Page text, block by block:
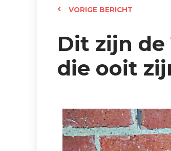
VORIGE BERICHT
Dit zijn
die ooit